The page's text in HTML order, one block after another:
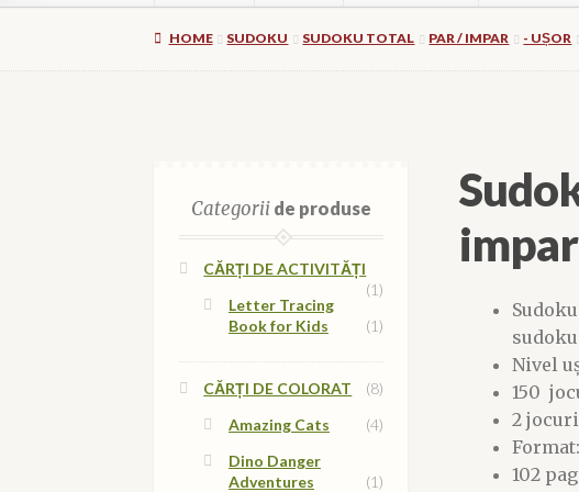
HomeCart Checkout Cookie Policy (EU)My account
HOME SUDOKU SUDOKU TOTAL PAR / IMPAR - UȘOR
sudoku
Nivel
150
2
102
Categoriide produse
CĂRȚI DE ACTIVITĂȚI
(1)
Letter Tracing
Book for Kids
(1)
CĂRȚI DE COLORAT
(8)
Amazing Cats
(4)
Dino Danger
Adventures
(1)